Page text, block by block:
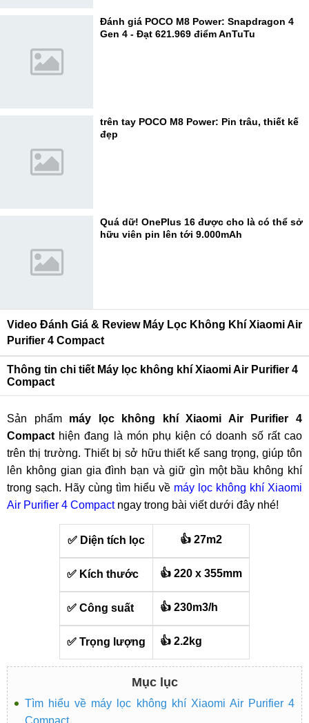
Đánh giá POCO M8 Power: Snapdragon 4
Gen 4 - Đạt 621.969 điểm AnTuTu
trên tay POCO M8 Power: Pin trâu, thiết kế
đẹp
Quá dữ! OnePlus 16 được cho là có thể sở
hữu viên pin lên tới 9.000mAh
Video Đánh Giá & Review Máy Lọc Không Khí Xiaomi Air
Purifier 4 Compact
Thông tin chi tiết Máy lọc không khí Xiaomi Air Purifier 4
Compact
Sản phẩm máy lọc không khí Xiaomi Air Purifier 4
Compact hiện đang là món phụ kiện có doanh số rất cao
trên thị trường. Thiết bị sở hữu thiết kế sang trọng, giúp tôn
lên không gian gia đình bạn và giữ gìn một bầu không khí
trong sạch. Hãy cùng tìm hiểu về máy lọc không khí Xiaomi
Air Purifier 4 Compactngay trong bài viết dưới đây nhé!
✅ Diện tích lọc 👍 27m2
✅ Kích thước 👍 220 x 355mm
✅ Công suất 👍 230m3/h
✅ Trọng lượng 👍 2.2kg
Mục lục
Tìm hiểu về máy lọc không khí Xiaomi Air Purifier 4
Compact